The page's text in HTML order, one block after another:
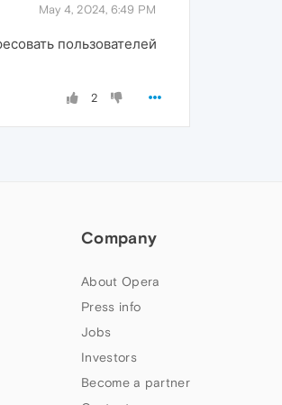
May 4, 2024, 6:49 PM
пользователей
2
Company
About Opera
Press info
Jobs
Investors
Become a partner